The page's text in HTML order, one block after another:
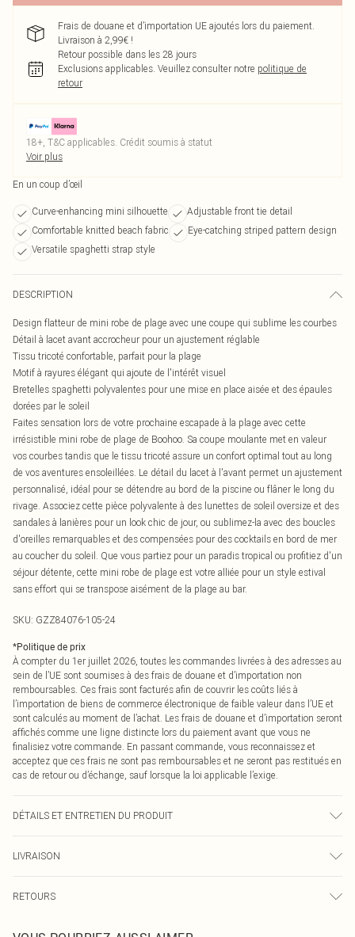
Frais de douane et d’importation UE ajoutés lors du paiement.
Livraison à 2,99€ !
Retour possible dans les 28 jours
Exclusions applicables. Veuillez consulter notre politique de
retour
18+, T&C applicables. Crédit soumis à statut
Voir plus
En un coup d’œil
Curve-enhancing mini silhouette
Adjustable front tie detail
Comfortable knitted beach fabric
Eye-catching striped pattern design
Versatile spaghetti strap style
DESCRIPTION
Design flatteur de mini robe de plage avec une coupe qui sublime les courbes
Détail à lacet avant accrocheur pour un ajustement réglable
Tissu tricoté confortable, parfait pour la plage
Motif à rayures élégant qui ajoute de l'intérêt visuel
Bretelles spaghetti polyvalentes pour une mise en place aisée et des épaules
dorées par le soleil
Faites sensation lors de votre prochaine escapade à la plage avec cette
irrésistible mini robe de plage de Boohoo. Sa coupe moulante met en valeur
vos courbes tandis que le tissu tricoté assure un confort optimal tout au long
de vos aventures ensoleillées. Le détail du lacet à l'avant permet un ajustement
personnalisé, idéal pour se détendre au bord de la piscine ou flâner le long du
rivage. Associez cette pièce polyvalente à des lunettes de soleil oversize et des
sandales à lanières pour un look chic de jour, ou sublimez-la avec des boucles
d'oreilles remarquables et des compensées pour des cocktails en bord de mer
au coucher du soleil. Que vous partiez pour un paradis tropical ou profitiez d'un
séjour détente, cette mini robe de plage est votre alliée pour un style estival
sans effort qui se transpose aisément de la plage au bar.
SKU: GZZ84076-105-24
*Politique de prix
À compter du 1er juillet 2026, toutes les commandes livrées à des adresses au
sein de l’UE sont soumises à des frais de douane et d’importation non
remboursables. Ces frais sont facturés afin de couvrir les coûts liés à
l’importation de biens de commerce électronique de faible valeur dans l’UE et
sont calculés au moment de l’achat. Les frais de douane et d’importation seront
affichés comme une ligne distincte lors du paiement avant que vous ne
finalisiez votre commande. En passant commande, vous reconnaissez et
acceptez que ces frais ne sont pas remboursables et ne seront pas restitués en
cas de retour ou d’échange, sauf lorsque la loi applicable l’exige.
DÉTAILS ET ENTRETIEN DU PRODUIT
LIVRAISON
Livraison express France
RETOURS